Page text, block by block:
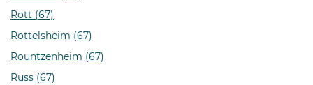
Rott (67)
Rottelsheim (67)
Rountzenheim (67)
Russ (67)